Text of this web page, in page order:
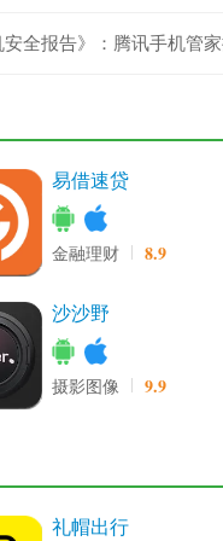
安全报告》：腾讯手机管
易借速贷
金融理财 8.9
沙沙野
摄影图像 9.9
礼帽出行